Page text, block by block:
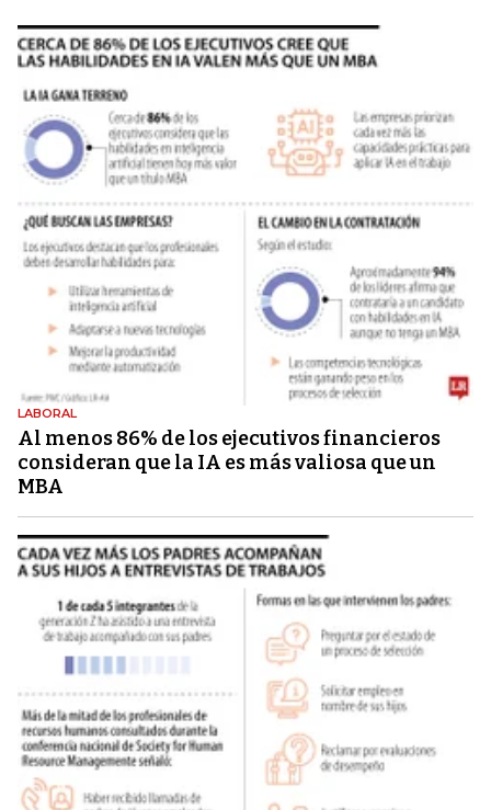
LABORAL
Al menos 86% de los ejecutivos financieros
consideran que la IA es más valiosa que un
MBA